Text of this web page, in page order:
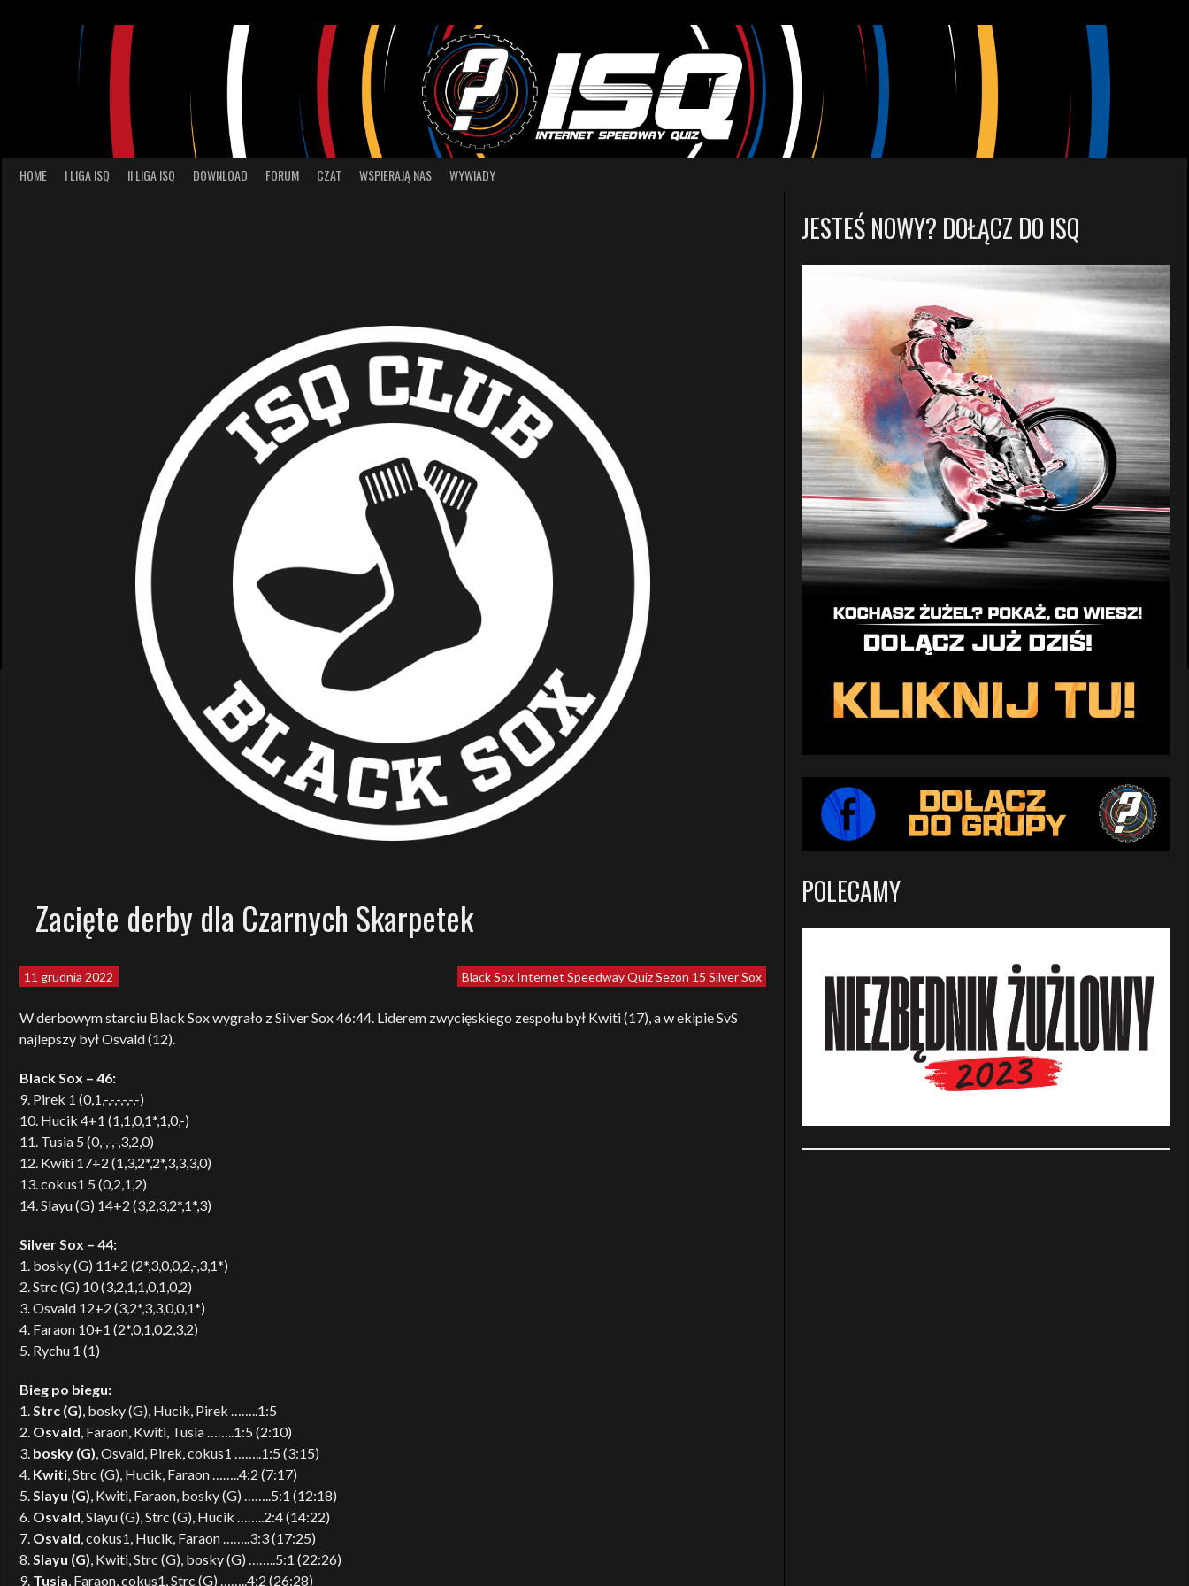
HOME I LIGA ISQ II LIGA ISQ DOWNLOAD FORUM CZAT WSPIERAJĄ NAS WYWIADY
Zacięte derby dla Czarnych Skarpetek
Black Sox Internet Speedway QuizSezon 15 Silver Sox
11 grudnia 2022
W derbowym starciu Black Sox wygrało z Silver Sox 46:44. Liderem zwycięskiego zespołu był Kwiti (17), a w ekipie SvS
najlepszy był Osvald (12).
Black Sox – 46:
9. Pirek 1 (0,1,-,-,-,-,-,-)
10. Hucik 4+1 (1,1,0,1*,1,0,-)
11. Tusia 5 (0,-,-,-,3,2,0)
12. Kwiti 17+2 (1,3,2*,2*,3,3,3,0)
13. cokus1 5 (0,2,1,2)
14. Slayu (G) 14+2 (3,2,3,2*,1*,3)
Silver Sox – 44:
1. bosky (G) 11+2 (2*,3,0,0,2,-,3,1*)
2. Strc (G) 10 (3,2,1,1,0,1,0,2)
3. Osvald 12+2 (3,2*,3,3,0,0,1*)
4. Faraon 10+1 (2*,0,1,0,2,3,2)
5. Rychu 1 (1)
Bieg po biegu:
1.Strc (G), bosky (G), Hucik, Pirek ……..1:5
2. Osvald, Faraon, Kwiti, Tusia ……..1:5 (2:10)
3. bosky (G), Osvald, Pirek, cokus1 ……..1:5 (3:15)
4. Kwiti, Strc (G), Hucik, Faraon ……..4:2 (7:17)
5.Slayu (G), Kwiti, Faraon, bosky (G) ……..5:1 (12:18)
6. Osvald, Slayu (G), Strc (G), Hucik ……..2:4 (14:22)
7. Osvald, cokus1, Hucik, Faraon ……..3:3 (17:25)
8.Slayu (G), Kwiti, Strc (G), bosky (G) ……..5:1 (22:26)
9. Tusia, Faraon, cokus1, Strc (G) ……..4:2 (26:28)
JESTEŚ NOWY? DOŁĄCZ DO ISQ
POLECAMY